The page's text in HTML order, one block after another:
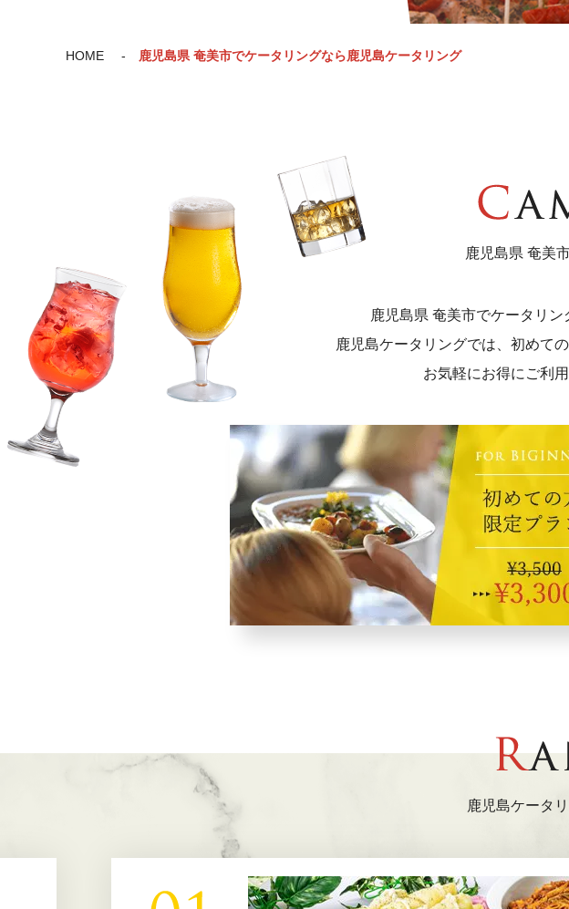
HOME 鹿児島県 奄美市でケータリングなら鹿児島ケータリング
鹿児島県 奄美
鹿児島県 奄美市でケータリン
鹿児島ケータリングでは、初めて
お気軽にお得にご利
鹿児島ケータ